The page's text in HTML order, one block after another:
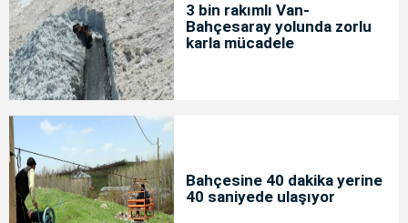
3 bin rakımlı Van-
Bahçesaray yolunda zorlu
karla mücadele
Bahçesine 40 dakika yerine
40 saniyede ulaşıyor